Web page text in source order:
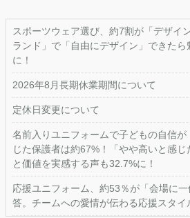
スポーツウェア選び、約7割が「デザイ
ランド」で「自由にデザイン」できた
に！
2026年8月長期休業期間について
定休日変更について
名前入りユニフォームで子どもの自信
じた保護者は約67%！「やや高いと感じ
と価値を実感する声も32.7%に！
応援ユニフォーム、約53％が「会場に
答。チームへの愛情が伝わる応援スタイ